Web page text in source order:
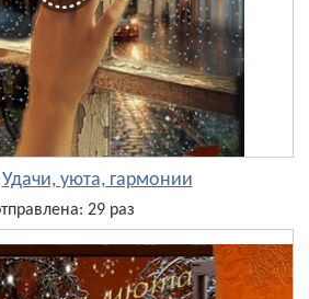
Удачи, уюта, гармонии
29 раз